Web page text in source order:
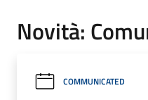
Novità:
COMMUNICATED